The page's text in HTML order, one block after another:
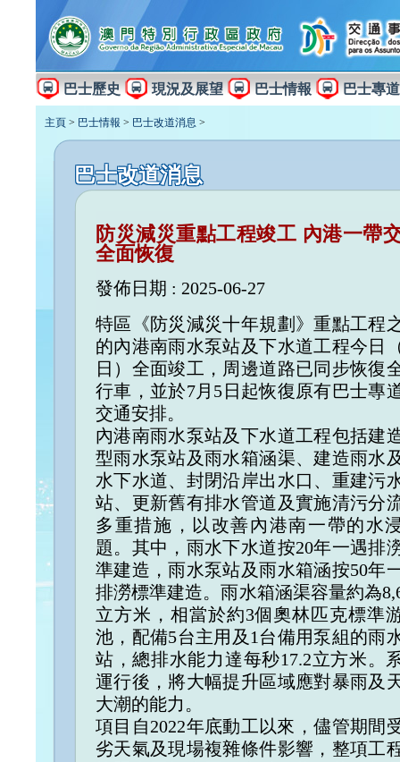
巴士歷史 現況及展望 巴士情報 巴士專道
主頁 > 巴士情報 > 巴士改道消息 >
巴士改道消息
防災減災重點工程竣工 內港一帶
全面恢復
發佈日期 : 2025-06-27
特區《防災減災十年規劃》重點工程
的內港南雨水泵站及下水道工程今日
日）全面竣工，周邊道路已同步恢復
行車，並於7月5日起恢復原有巴士專
交通安排。
內港南雨水泵站及下水道工程包括建
型雨水泵站及雨水箱涵渠、建造雨水
水下水道、封閉沿岸出水口、重建污
站、更新舊有排水管道及實施清污分
多重措施，以改善內港南一帶的水
題。其中，雨水下水道按20年一遇排
準建造，雨水泵站及雨水箱涵按50年
排澇標準建造。雨水箱涵渠容量約為
立方米，相當於約3個奧林匹克標準
池，配備5台主用及1台備用泵組的雨
站，總排水能力達每秒17.2立方米。
運行後，將大幅提升區域應對暴雨及
大潮的能力。
項目自2022年底動工以來，儘管期間
劣天氣及現場複雜條件影響，整項工